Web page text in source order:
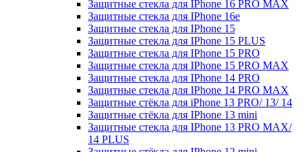
Защитные стекла для IPhone 16 PRO MAX
Защитные стекла для IPhone 16e
Защитные стекла для IPhone 15
Защитные стекла для IPhone 15 PLUS
Защитные стекла для IPhone 15 PRO
Защитные стекла для IPhone 15 PRO MAX
Защитные стекла для IPhone 14 PRO
Защитные стекла для IPhone 14 PRO MAX
Защитные стёкла для iPhone 13 PRO/ 13/ 14
Защитные стёкла для IPhone 13 mini
Защитные стекла для IPhone 13 PRO MAX/
14 PLUS